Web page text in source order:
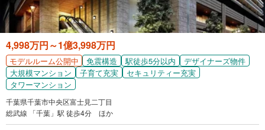
4,998万円～1億3,998万円
モデルルーム公開中 免震構造 駅徒歩5分以内
デザイナーズ物件
大規模マンション
子育て充実
セキュリティー充実
タワーマンション
千葉県千葉市中央区富士見二丁目
総武線 「千葉」駅 徒歩4分 ほか